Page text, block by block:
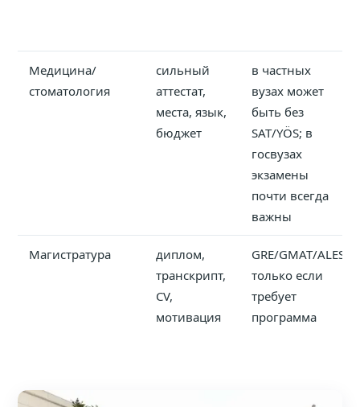
Медицина/
стоматология
сильный
аттестат,
места, язык,
бюджет
в частных
вузах может
быть без
SAT/YÖS; в
госвузах
экзамены
почти всегда
важны
Магистратура
диплом,
транскрипт,
CV,
мотивация
GRE/GMAT/ALES
только если
требует
программа